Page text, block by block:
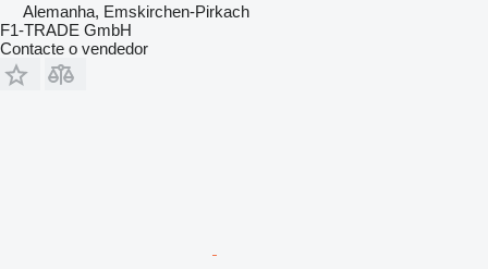
Alemanha, Emskirchen-Pirkach
F1-TRADE GmbH
Contacte o vendedor